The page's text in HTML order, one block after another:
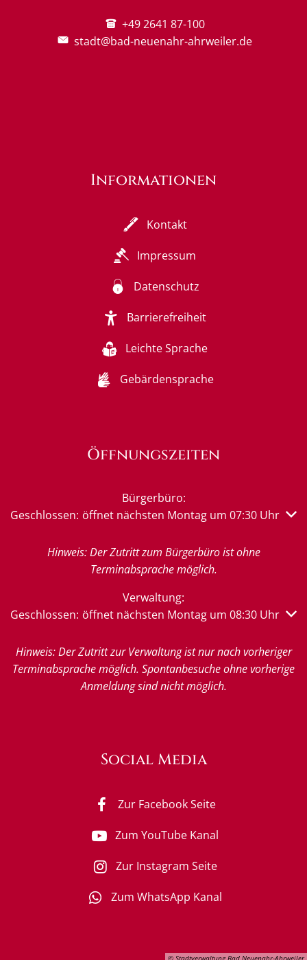
+49 2641 87-100
stadt@bad-neuenahr-ahrweiler.de
© Stadtverwaltung Bad Neuenahr-Ahrweiler
Informationen
Kontakt
Impressum
Datenschutz
Barrierefreiheit
Leichte Sprache
Gebärdensprache
Öffnungszeiten
Bürgerbüro:
Klicken, um weitere Öffnungs- oder Schließzeiten
Geschlossen: öffnet nächsten Montag um 07:30 Uhr
Hinweis: Der Zutritt zum Bürgerbüro ist ohne
Terminabsprache möglich.
Verwaltung:
Klicken, um weitere Öffnungs- oder Schließzeiten
Geschlossen: öffnet nächsten Montag um 08:30 Uhr
Hinweis: Der Zutritt zur Verwaltung ist nur nach vorheriger
Terminabsprache möglich. Spontanbesuche ohne vorherige
Anmeldung sind nicht möglich.
Social Media
Zur Facebook Seite
Zum YouTube Kanal
Zur Instagram Seite
Zum WhatsApp Kanal